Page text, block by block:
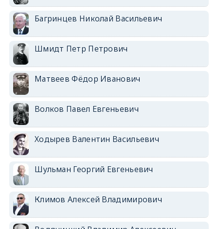
Багринцев Николай Васильевич
Шмидт Петр Петрович
Матвеев Фёдор Иванович
Волков Павел Евгеньевич
Ходырев Валентин Васильевич
Шульман Георгий Евгеньевич
Климов Алексей Владимирович